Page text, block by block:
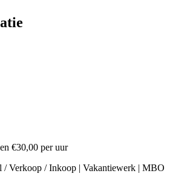
€30,00 per uur
/ Verkoop / Inkoop | Vakantiewerk | MBO